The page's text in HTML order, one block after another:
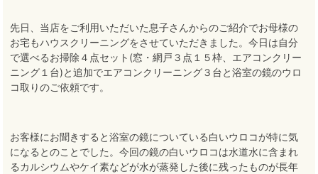
先日、当店をご利用いただいた息子さんからのご紹介でお母様の
お宅もハウスクリーニングをさせていただきました。今日は自分
で選べるお掃除４点セット(窓・網戸３点１５枠、エアコンクリー
ニング１台)と追加でエアコンクリーニング３台と浴室の鏡のウロ
コ取りのご依頼です。
お客様にお聞きすると浴室の鏡についている白いウロコが特に気
になるとのことでした。今回の鏡の白いウロコは水道水に含まれ
るカルシウムやケイ素などが水が蒸発した後に残ったものが長年